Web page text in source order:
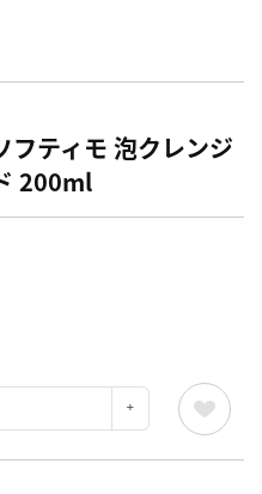
フティモ 泡クレンジ
200ml